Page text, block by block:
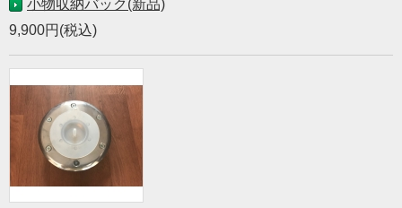
小物収納バック(新品)
9,900円(税込)